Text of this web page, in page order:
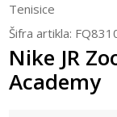
Tenisice
Šifra artikla:
Nike JR
Academy